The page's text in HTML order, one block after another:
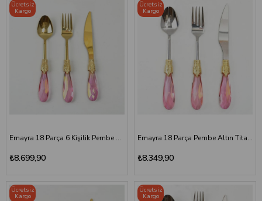
Emayra 18 Parça 6 Kişilik Pembe Titanyum Tatlı Çatal Kaşık Bıçak Seti
₺8.699,90
Ücretsiz
Kargo
Emayra 18 Parça Pembe Altın Titanyum Tatlı Çatal Kaşık Bıçak Seti
₺8.349,90
Ücretsiz
Kargo
Ücretsiz
Kargo
Ücretsiz
Kargo